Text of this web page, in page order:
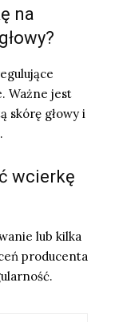
na
Ważne jest
skórę głowy i
wcierkę
lub kilka
producenta